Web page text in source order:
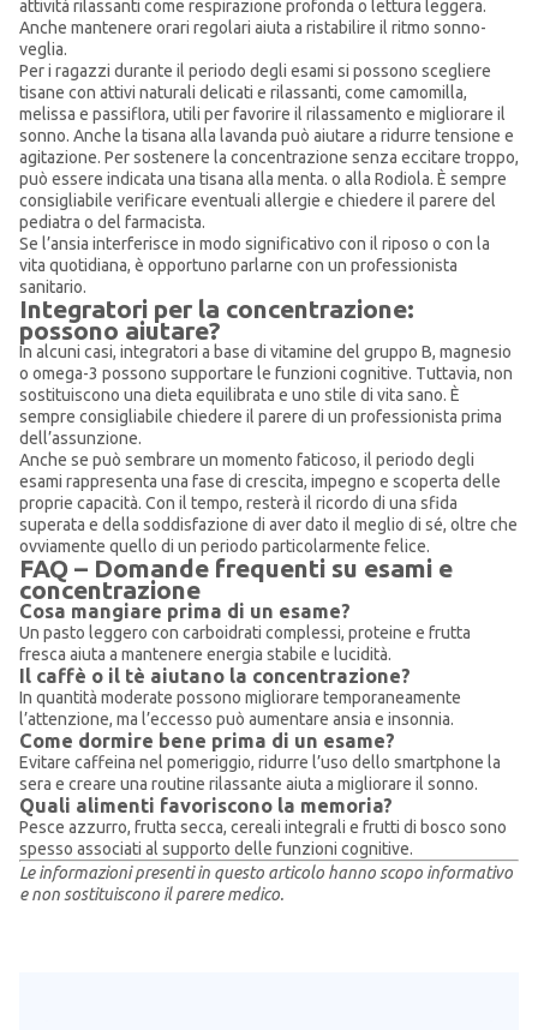
attività rilassanti come respirazione profonda o lettura leggera.
Anche mantenere orari regolari aiuta a ristabilire il ritmo sonno-
veglia.
Per i ragazzi durante il periodo degli esami si possono scegliere
tisane con attivi naturali delicati e rilassanti, come camomilla,
melissa e passiflora, utili per favorire il rilassamento e migliorare il
sonno. Anche la tisana alla lavanda può aiutare a ridurre tensione e
agitazione. Per sostenere la concentrazione senza eccitare troppo,
può essere indicata una tisana alla menta. o alla Rodiola. È sempre
consigliabile verificare eventuali allergie e chiedere il parere del
pediatra o del farmacista.
Se l’ansia interferisce in modo significativo con il riposo o con la
vita quotidiana, è opportuno parlarne con un professionista
sanitario.
Integratori per la concentrazione:
possono aiutare?
In alcuni casi, integratori a base di vitamine del gruppo B, magnesio
o omega-3 possono supportare le funzioni cognitive. Tuttavia, non
sostituiscono una dieta equilibrata e uno stile di vita sano. È
sempre consigliabile chiedere il parere di un professionista prima
dell’assunzione.
Anche se può sembrare un momento faticoso, il periodo degli
esami rappresenta una fase di crescita, impegno e scoperta delle
proprie capacità. Con il tempo, resterà il ricordo di una sfida
superata e della soddisfazione di aver dato il meglio di sé, oltre che
ovviamente quello di un periodo particolarmente felice.
FAQ – Domande frequenti su esami e
concentrazione
Cosa mangiare prima di un esame?
Un pasto leggero con carboidrati complessi, proteine e frutta
fresca aiuta a mantenere energia stabile e lucidità.
Il caffè o il tè aiutano la concentrazione?
In quantità moderate possono migliorare temporaneamente
l’attenzione, ma l’eccesso può aumentare ansia e insonnia.
Come dormire bene prima di un esame?
Evitare caffeina nel pomeriggio, ridurre l’uso dello smartphone la
sera e creare una routine rilassante aiuta a migliorare il sonno.
Quali alimenti favoriscono la memoria?
Pesce azzurro, frutta secca, cereali integrali e frutti di bosco sono
spesso associati al supporto delle funzioni cognitive.
Le informazioni presenti in questo articolo hanno scopo informativo
e non sostituiscono il parere medico.